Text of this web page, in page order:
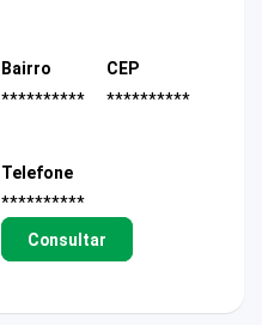
Bairro
**********
CEP
**********
Telefone
**********
Consultar